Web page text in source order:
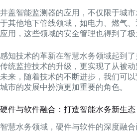
井盖智能监测器的应用，不仅限于城
于其他地下管线领域，如电力、燃气
应用，这些领域的安全管理也得到了极
感知技术的革新在智慧水务领域起到
传统监控技术的升级，更实现了从被动
未来，随着技术的不断进步，我们可
城市的发展中扮演更加重要的角色。
硬件与软件融合：打造智能水务新生态
智慧水务领域，硬件与软件的深度融